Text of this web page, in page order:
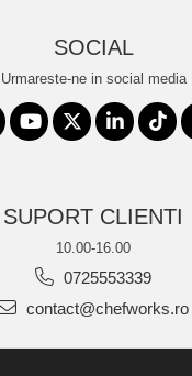
SOCIAL
Urmareste-ne in social media
SUPORT CLIENTI
10.00-16.00
0725553339
contact@chefworks.ro